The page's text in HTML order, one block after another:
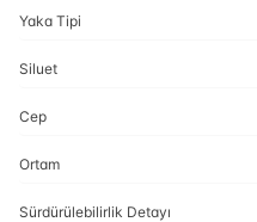
Yaka Tipi
Siluet
Cep
Ortam
Sürdürülebilirlik Detayı